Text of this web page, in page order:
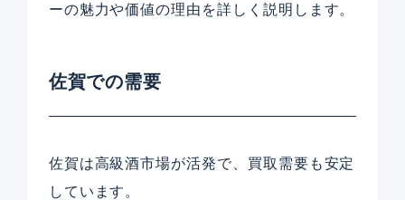
ーの魅力や価値の理由を詳しく説明します。
佐賀での需要
佐賀は高級酒市場が活発で、買取需要も安定
しています。